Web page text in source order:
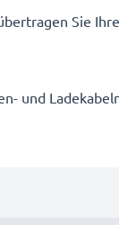
Sie
und